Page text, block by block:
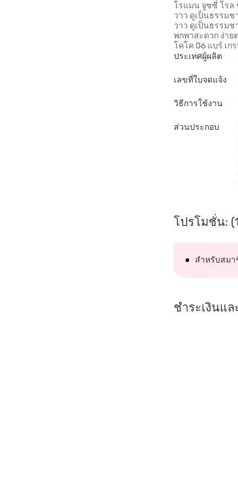
โรแมน จูซซี่ โรล
วาว ดูเป็นธรรมช
วาว ดูเป็นธรรม
พกพาสะดวก ง่าย
โคโค 06 แบร์ เก
ประเทศผู้ผลิต
เลขที่ใบจดแจ้ง
วิธีการใช้งาน
ส่วนประกอบ
โปรโมชั่น:
สำหรับสม
ชำระเงินแ